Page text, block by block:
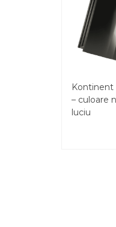
Kontinent
– culoare
luciu